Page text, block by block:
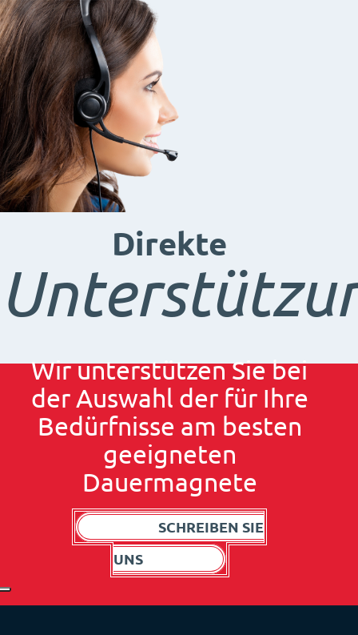
Direkte
Wir unterstützen Sie bei
der Auswahl der für Ihre
Bedürfnisse am besten
geeigneten
Dauermagnete
SCHREIBEN SIE
UNS